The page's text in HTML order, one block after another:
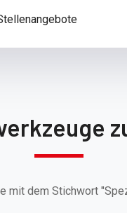
mit dem Stichwort